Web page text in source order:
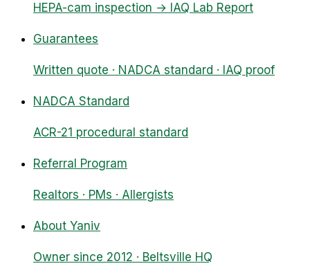
HEPA-cam inspection → IAQ Lab Report
Guarantees
Written quote · NADCA standard · IAQ proof
NADCA Standard
ACR-21 procedural standard
Referral Program
Realtors · PMs · Allergists
About Yaniv
Owner since 2012 · Beltsville HQ